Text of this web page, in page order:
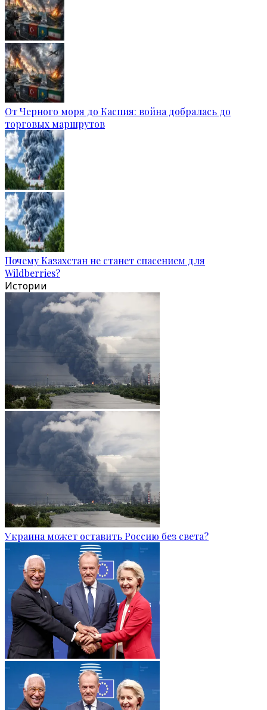
От Черного моря до Каспия: война добралась до
торговых маршрутов
Почему Казахстан не станет спасением для
Wildberries?
Истории
Украина может оставить Россию без света?